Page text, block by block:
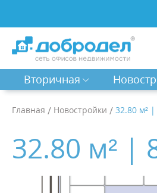
Вторичная
Главная / Новостройки / 32.80 м² |
32.80 м² |